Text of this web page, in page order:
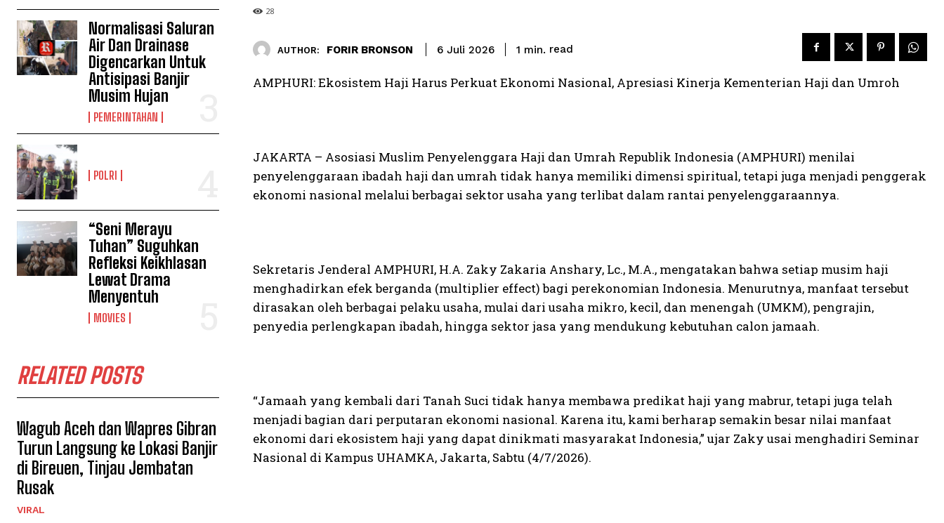
Normalisasi Saluran
Air Dan Drainase
Digencarkan Untuk
Antisipasi Banjir
Musim Hujan
PEMERINTAHAN
POLRI
“Seni Merayu
Tuhan” Suguhkan
Refleksi Keikhlasan
Lewat Drama
Menyentuh
MOVIES
RELATED POSTS
Wagub Aceh dan Wapres Gibran
Turun Langsung ke Lokasi Banjir
di Bireuen, Tinjau Jembatan
Rusak
VIRAL
28
AUTHOR: FORIR BRONSON 6 Juli 2026 1 min. read
AMPHURI: Ekosistem Haji Harus Perkuat Ekonomi Nasional, Apresiasi Kinerja Kementerian Haji dan Umroh
JAKARTA – Asosiasi Muslim Penyelenggara Haji dan Umrah Republik Indonesia (AMPHURI) menilai
penyelenggaraan ibadah haji dan umrah tidak hanya memiliki dimensi spiritual, tetapi juga menjadi penggerak
ekonomi nasional melalui berbagai sektor usaha yang terlibat dalam rantai penyelenggaraannya.
Sekretaris Jenderal AMPHURI, H.A. Zaky Zakaria Anshary, Lc., M.A., mengatakan bahwa setiap musim haji
menghadirkan efek berganda (multiplier effect) bagi perekonomian Indonesia. Menurutnya, manfaat tersebut
dirasakan oleh berbagai pelaku usaha, mulai dari usaha mikro, kecil, dan menengah (UMKM), pengrajin,
penyedia perlengkapan ibadah, hingga sektor jasa yang mendukung kebutuhan calon jamaah.
“Jamaah yang kembali dari Tanah Suci tidak hanya membawa predikat haji yang mabrur, tetapi juga telah
menjadi bagian dari perputaran ekonomi nasional. Karena itu, kami berharap semakin besar nilai manfaat
ekonomi dari ekosistem haji yang dapat dinikmati masyarakat Indonesia,” ujar Zaky usai menghadiri Seminar
Nasional di Kampus UHAMKA, Jakarta, Sabtu (4/7/2026).